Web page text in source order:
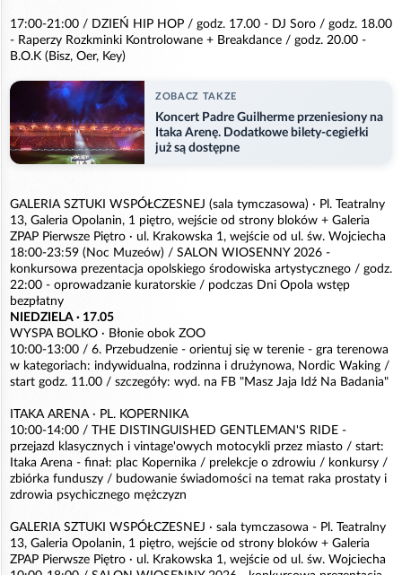
17:00-21:00 / DZIEŃ HIP HOP / godz. 17.00 - DJ Soro / godz. 18.00
- Raperzy Rozkminki Kontrolowane + Breakdance / godz. 20.00 -
B.O.K (Bisz, Oer, Key)
ZOBACZ TAKZE
Koncert Padre Guilherme przeniesiony na
Itaka Arenę. Dodatkowe bilety-cegiełki
już są dostępne
GALERIA SZTUKI WSPÓŁCZESNEJ (sala tymczasowa) · Pl. Teatralny
13, Galeria Opolanin, 1 piętro, wejście od strony bloków + Galeria
ZPAP Pierwsze Piętro · ul. Krakowska 1, wejście od ul. św. Wojciecha
18:00-23:59 (Noc Muzeów) / SALON WIOSENNY 2026 -
konkursowa prezentacja opolskiego środowiska artystycznego / godz.
22:00 - oprowadzanie kuratorskie / podczas Dni Opola wstęp
bezpłatny
NIEDZIELA · 17.05
WYSPA BOLKO · Błonie obok ZOO
10:00-13:00 / 6. Przebudzenie - orientuj się w terenie - gra terenowa
w kategoriach: indywidualna, rodzinna i drużynowa, Nordic Waking /
start godz. 11.00 / szczegóły: wyd. na FB "Masz Jaja Idź Na Badania"
ITAKA ARENA · PL. KOPERNIKA
10:00-14:00 / THE DISTINGUISHED GENTLEMAN'S RIDE -
przejazd klasycznych i vintage'owych motocykli przez miasto / start:
Itaka Arena - finał: plac Kopernika / prelekcje o zdrowiu / konkursy /
zbiórka funduszy / budowanie świadomości na temat raka prostaty i
zdrowia psychicznego mężczyzn
GALERIA SZTUKI WSPÓŁCZESNEJ · sala tymczasowa - Pl. Teatralny
13, Galeria Opolanin, 1 piętro, wejście od strony bloków + Galeria
ZPAP Pierwsze Piętro · ul. Krakowska 1, wejście od ul. św. Wojciecha